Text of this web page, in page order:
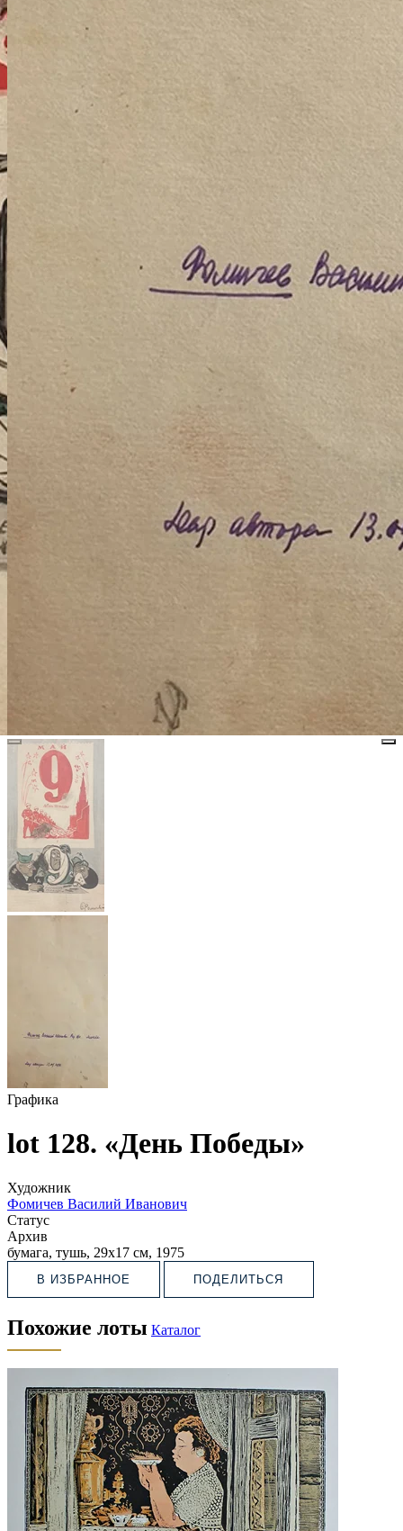
Графика
lot 128. «День Победы»
Художник
Фомичев Василий Иванович
Статус
Архив
бумага, тушь, 29х17 см, 1975
В ИЗБРАННОЕ ПОДЕЛИТЬСЯ
Похожие лоты Каталог